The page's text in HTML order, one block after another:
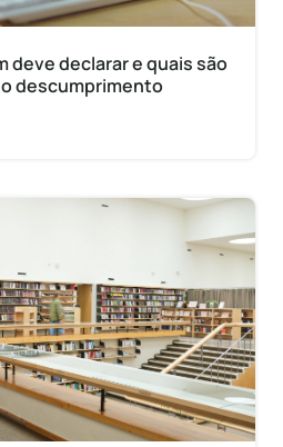
deve declarar e quais são
descumprimento